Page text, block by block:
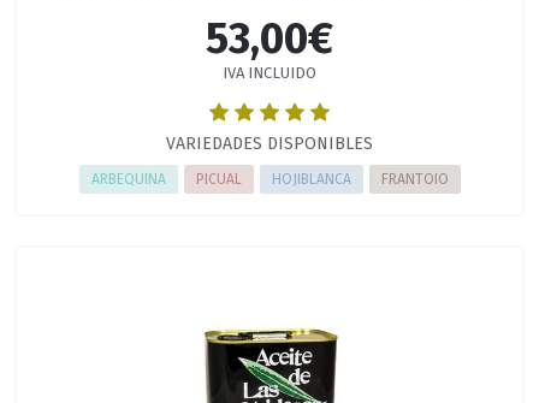
53,00€
IVA INCLUIDO
VARIEDADES DISPONIBLES
ARBEQUINA PICUAL HOJIBLANCA FRANTOIO